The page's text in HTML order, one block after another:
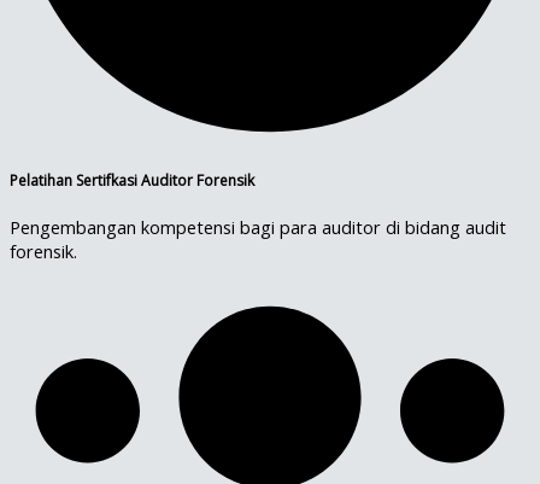
Pelatihan Sertifkasi Auditor Forensik
Pengembangan kompetensi bagi para auditor di bidang audit
forensik.